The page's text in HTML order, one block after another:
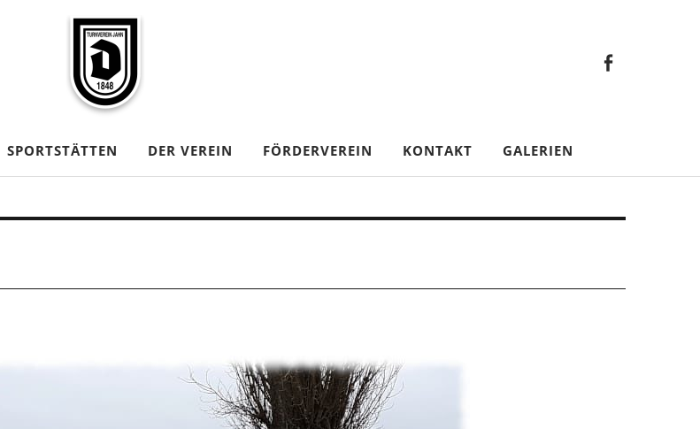
SPORTSTÄTTEN DER VEREIN FÖRDERVEREIN KONTAKT GALERIEN